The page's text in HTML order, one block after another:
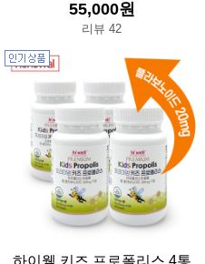
55,000원
리뷰 42
하이웰 키즈 프로폴리스 4통